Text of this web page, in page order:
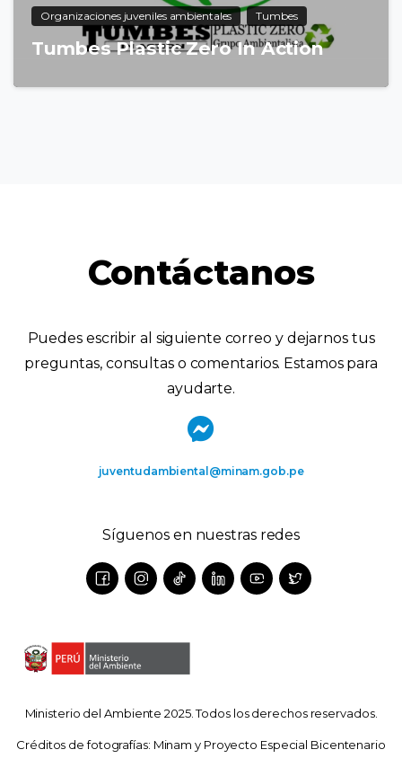
Organizaciones juveniles ambientales Tumbes
Tumbes Plastic Zero In Action
Contáctanos
Puedes escribir al siguiente correo y dejarnos tus
preguntas, consultas o comentarios. Estamos para
ayudarte.
juventudambiental@minam.gob.pe
Síguenos en nuestras redes
Ministerio del Ambiente 2025. Todos los derechos reservados.
Créditos de fotografías: Minam y Proyecto Especial Bicentenario